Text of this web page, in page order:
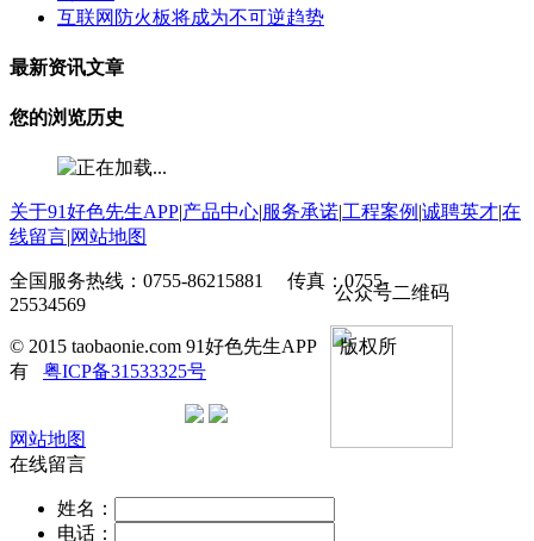
互联网防火板将成为不可逆趋势
最新资讯文章
您的浏览历史
关于91好色先生APP 产品中心 服务承诺工程案例 诚聘英才在
线留言 网站地图
公众号二维码
全国服务热线：0755-86215881 传真：0755-
25534569
© 2015 taobaonie.com 91好色先生APP 版权所
有 粤ICP备31533325号
网站地图
在线留言
姓名：
电话：